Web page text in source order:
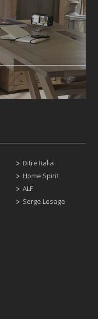
Ditre Italia
Home Spirit
ALF
Serge Lesage